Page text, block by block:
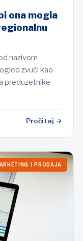
ona mogla
nazivom
zvuči kao
preduzetnike
Pročitaj →
I PRODAJA